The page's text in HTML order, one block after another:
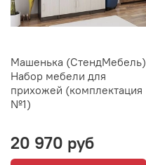
Машенька (СтендМебель)
Набор мебели для
прихожей (комплектация
№1)
20 970 руб